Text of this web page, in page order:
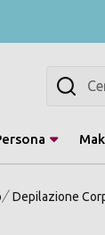
Cerca
Depilazione